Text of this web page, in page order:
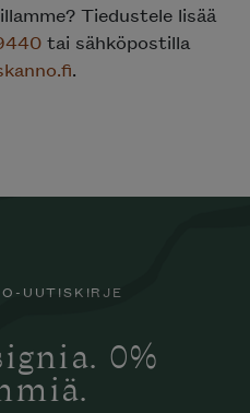
Tiedustele lisää
tai sähköpostilla
.
UUTISKIRJE
0%